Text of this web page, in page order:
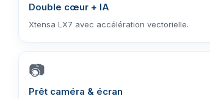
Double cœur + IA
Xtensa LX7 avec accélération vectorielle.
📷
Prêt caméra & écran